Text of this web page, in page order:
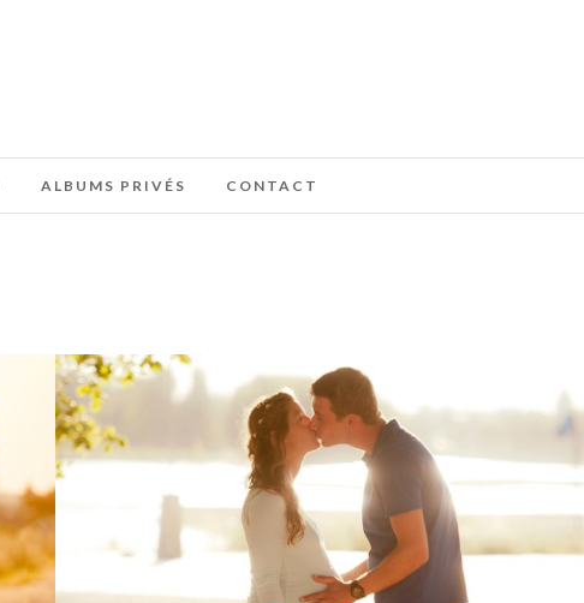
ALBUMS PRIVÉS CONTACT